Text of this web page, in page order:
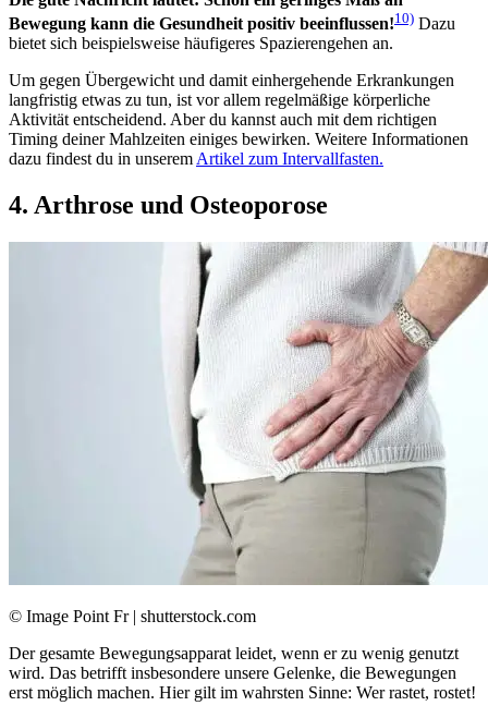
Bewegung kann die Gesundheit positiv beeinflussen!10) Dazu
bietet sich beispielsweise häufigeres Spazierengehen an.
Um gegen Übergewicht und damit einhergehende Erkrankungen
langfristig etwas zu tun, ist vor allem regelmäßige körperliche
Aktivität entscheidend. Aber du kannst auch mit dem richtigen
Timing deiner Mahlzeiten einiges bewirken. Weitere Informationen
dazu findest du in unserem Artikel zum Intervallfasten.
4. Arthrose und Osteoporose
© Image Point Fr | shutterstock.com
Der gesamte Bewegungsapparat leidet, wenn er zu wenig genutzt
wird. Das betrifft insbesondere unsere Gelenke, die Bewegungen
erst möglich machen. Hier gilt im wahrsten Sinne: Wer rastet, rostet!